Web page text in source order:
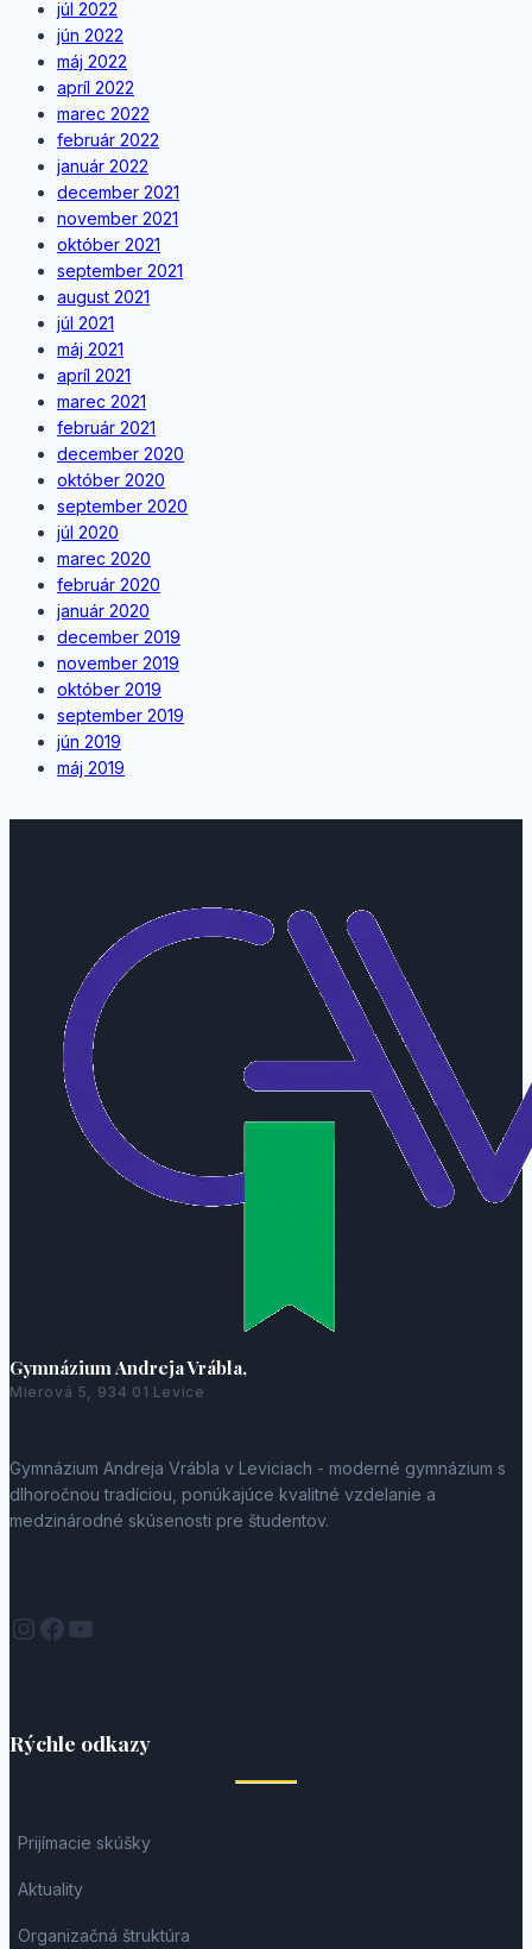
júl 2022
jún 2022
máj 2022
apríl 2022
marec 2022
február 2022
január 2022
december 2021
november 2021
október 2021
september 2021
august 2021
júl 2021
máj 2021
apríl 2021
marec 2021
február 2021
december 2020
október 2020
september 2020
júl 2020
marec 2020
február 2020
január 2020
december 2019
november 2019
október 2019
september 2019
jún 2019
máj 2019
Gymnázium Andreja Vrábla,
Mierová 5, 934 01 Levice
Gymnázium Andreja Vrábla v Leviciach - moderné gymnázium s
dlhoročnou tradíciou, ponúkajúce kvalitné vzdelanie a
medzinárodné skúsenosti pre študentov.
Instagram
Facebook
YouTube
Rýchle odkazy
Prijímacie skúšky
Aktuality
Organizačná štruktúra